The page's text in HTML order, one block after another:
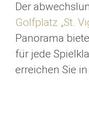
Der
Golfplatz „St.
Panorama
für jede
erreichen Sie